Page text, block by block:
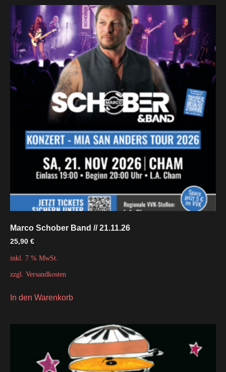
Marco Schober Band // 21.11.26
25,90 €
inkl. 7 % MwSt.
zzgl. Versandkosten
In den Warenkorb